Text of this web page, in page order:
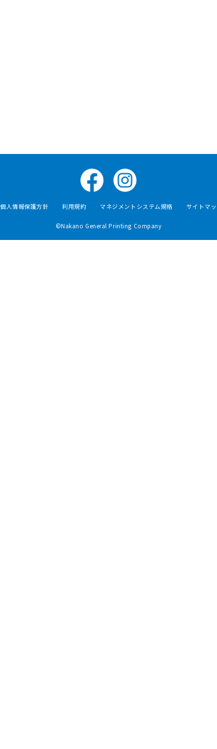
個人情報保護方針 利用規約 マネジメントシステム規格 サイトマ
©Nakano General Printing Company